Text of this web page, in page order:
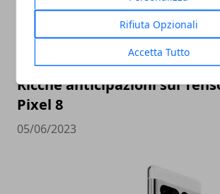
Rifiuta Opzionali
Accetta Tutto
Ricche anticipazioni sul
Pixel 8
05/06/2023